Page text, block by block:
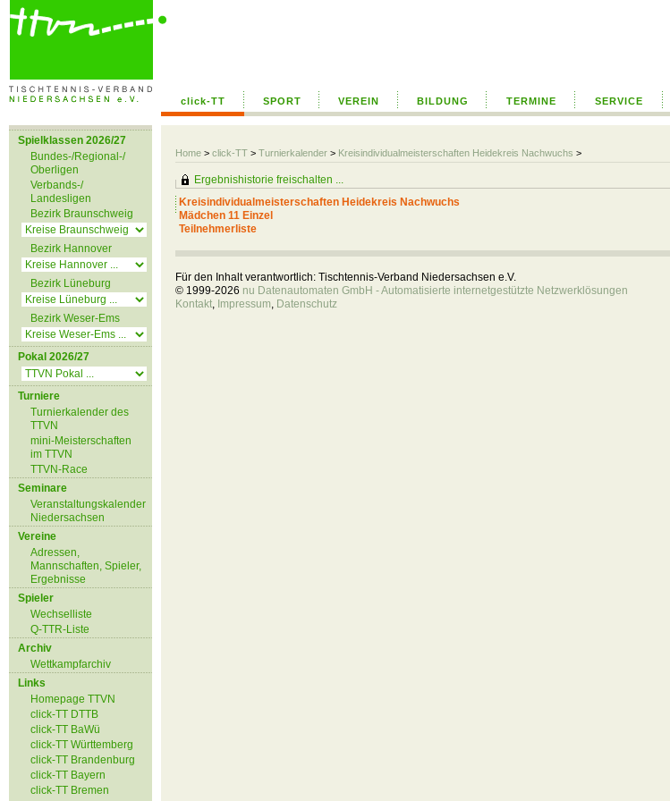
click-TT SPORT VEREIN BILDUNG TERMINE SERVICE
Home > click-TT > Turnierkalender > Kreisindividualmeisterschaften Heidekreis Nachwuchs >
Spielklassen 2026/27
Bundes-/Regional-/
Oberligen
Verbands-/
Landesligen
Bezirk Braunschweig
Bezirk Hannover
Bezirk Lüneburg
Bezirk Weser-Ems
Pokal 2026/27
Turniere
Turnierkalender des
TTVN
mini-Meisterschaften
im TTVN
TTVN-Race
Seminare
Veranstaltungskalender
Niedersachsen
Vereine
Adressen,
Mannschaften, Spieler,
Ergebnisse
Spieler
Wechselliste
Q-TTR-Liste
Archiv
Wettkampfarchiv
Links
Homepage TTVN
click-TT DTTB
click-TT BaWü
click-TT Württemberg
click-TT Brandenburg
click-TT Bayern
click-TT Bremen
Ergebnishistorie freischalten ...
Kreisindividualmeisterschaften Heidekreis Nachwuchs
Mädchen 11 Einzel
Teilnehmerliste
Für den Inhalt verantwortlich: Tischtennis-Verband Niedersachsen e.V.
© 1999-2026 nu Datenautomaten GmbH - Automatisierte internetgestützte Netzwerklösungen
Kontakt, Impressum, Datenschutz